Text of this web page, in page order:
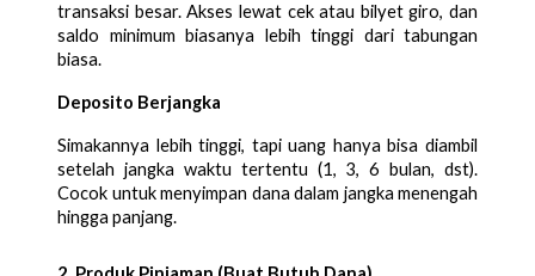
transaksi besar. Akses lewat cek atau bilyet giro, dan
saldo minimum biasanya lebih tinggi dari tabungan
biasa.
Deposito Berjangka
Simakannya lebih tinggi, tapi uang hanya bisa diambil
setelah jangka waktu tertentu (1, 3, 6 bulan, dst).
Cocok untuk menyimpan dana dalam jangka menengah
hingga panjang.